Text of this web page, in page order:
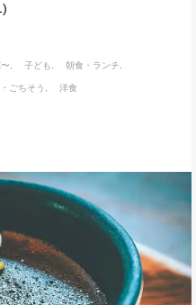
)
子ども 朝食・ランチ
ごちそう 洋食